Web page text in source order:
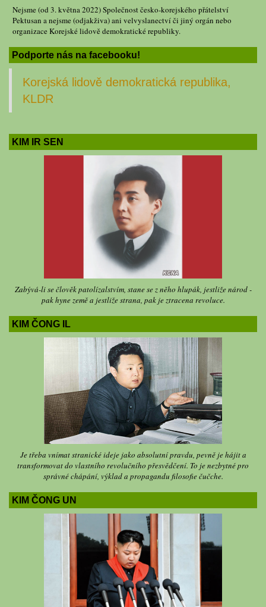
Nejsme (od 3. května 2022) Společnost česko-korejského přátelství
Pektusan a nejsme (odjakživa) ani velvyslanectví či jiný orgán nebo
organizace Korejské lidově demokratické republiky.
Podporte nás na facebooku!
Korejská lidově demokratická republika,
KLDR
KIM IR SEN
Zabývá-li se člověk patolízalstvím, stane se z něho hlupák, jestliže národ -
pak hyne země a jestliže strana, pak je ztracena revoluce.
KIM ČONG IL
Je třeba vnímat stranické ideje jako absolutní pravdu, pevně je hájit a
transformovat do vlastního revolučního přesvědčení. To je nezbytné pro
správné chápání, výklad a propagandu filosofie čučche.
KIM ČONG UN